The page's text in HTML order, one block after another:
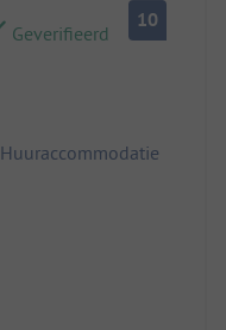
Geverifieerd
10
Huuraccommodatie